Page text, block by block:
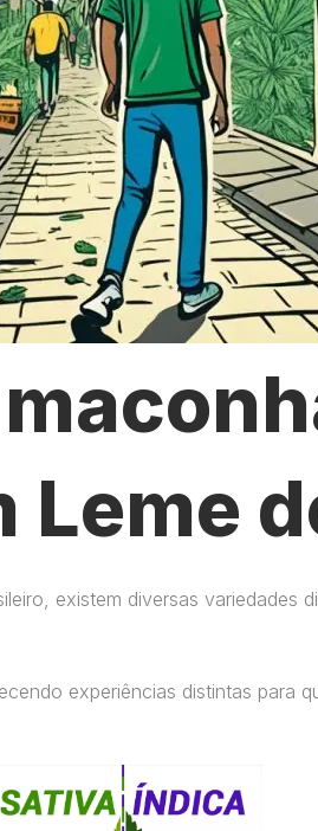
existem diversas variedades
experiências distintas para